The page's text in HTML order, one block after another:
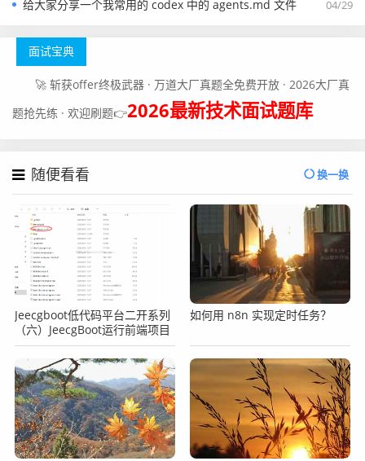
04/29
给大家分享一个我常用的 codex 中的 agents.md 文件
面试宝典
🚀 斩获offer终极武器 · 万道大厂真题全免费开放 · 2026大厂真
题抢先练 · 欢迎刷题👉2026最新技术面试题库
随便看看 换一换
Jeecgboot低代码平台二开系列
（六）JeecgBoot运行前端项目
如何用 n8n 实现定时任务？